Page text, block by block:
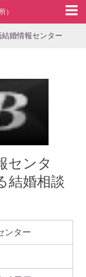
）
婚情報センター
センタ
結婚相談
ンター